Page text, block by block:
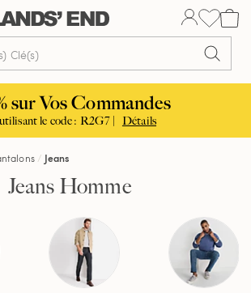
sur Vos Commandes
le code : R2G7 | Détails
Jeans
Jeans Homme